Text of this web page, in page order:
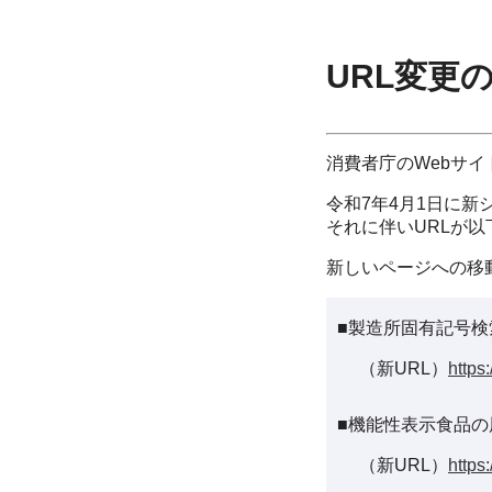
URL変更
消費者庁のWebサイ
令和7年4月1日に新
それに伴いURLが以
新しいページへの移
■製造所固有記号検
（新URL）
■機能性表示食品
（新URL）